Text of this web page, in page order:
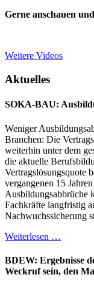
Gerne anschauen
Weitere Videos
Aktuelles
SOKA-BAU:
Weniger
Branchen: Die
weiterhin unter dem
die aktuelle
Vertragslösungsquote
vergangenen 15
Ausbildungsabbrüche
Fachkräfte langfristig
Nachwuchssicherung
Weiterlesen …
BDEW: Ergebnisse
Weckruf sein, den